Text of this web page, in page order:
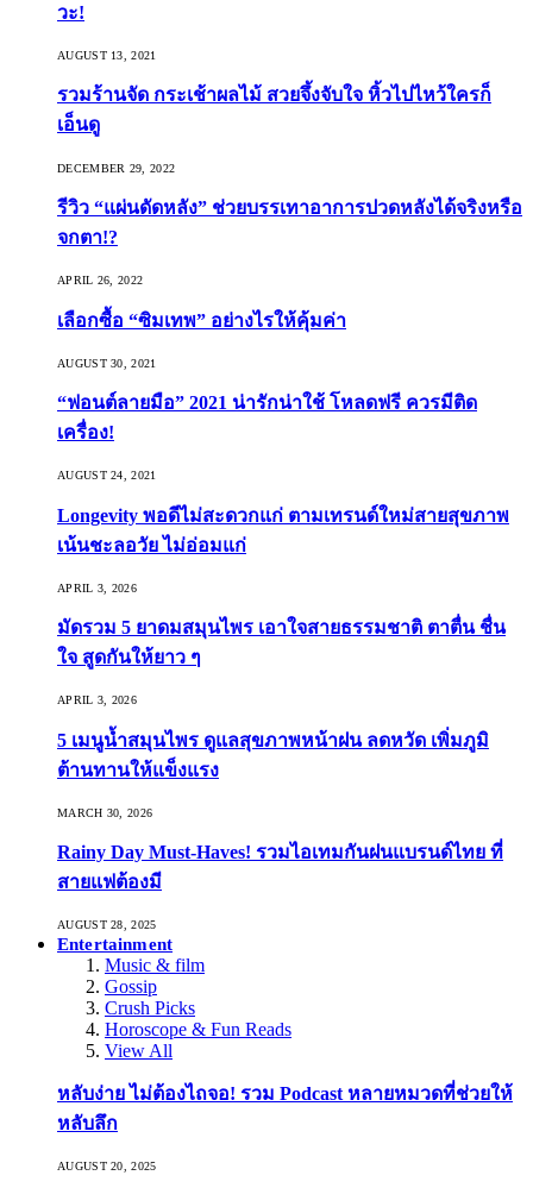
วะ!
AUGUST 13, 2021
รวมร้านจัด กระเช้าผลไม้ สวยจึ้งจับใจ หิ้วไปไหว้ใครก็
เอ็นดู
DECEMBER 29, 2022
รีวิว “แผ่นดัดหลัง” ช่วยบรรเทาอาการปวดหลังได้จริงหรือ
จกตา!?
APRIL 26, 2022
เลือกซื้อ “ซิมเทพ” อย่างไรให้คุ้มค่า
AUGUST 30, 2021
“ฟอนต์ลายมือ” 2021 น่ารักน่าใช้ โหลดฟรี ควรมีติด
เครื่อง!
AUGUST 24, 2021
Longevity พอดีไม่สะดวกแก่ ตามเทรนด์ใหม่สายสุขภาพ
เน้นชะลอวัย ไม่อ่อมแก่
APRIL 3, 2026
มัดรวม 5 ยาดมสมุนไพร เอาใจสายธรรมชาติ ตาตื่น ชื่น
ใจ สูดกันให้ยาว ๆ
APRIL 3, 2026
5 เมนูน้ำสมุนไพร ดูแลสุขภาพหน้าฝน ลดหวัด เพิ่มภูมิ
ต้านทานให้แข็งแรง
MARCH 30, 2026
Rainy Day Must-Haves! รวมไอเทมกันฝนแบรนด์ไทย ที่
สายแฟต้องมี
AUGUST 28, 2025
Entertainment
Music & film
Gossip
Crush Picks
Horoscope & Fun Reads
View All
หลับง่าย ไม่ต้องไถจอ! รวม Podcast หลายหมวดที่ช่วยให้
หลับลึก
AUGUST 20, 2025